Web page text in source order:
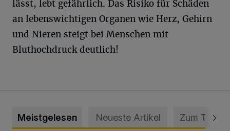
lässt, lebt gefährlich. Das Risiko für Schäden
an lebenswichtigen Organen wie Herz, Gehirn
und Nieren steigt bei Menschen mit
Bluthochdruck deutlich!
Meistgelesen Neueste Artikel Zum Thema